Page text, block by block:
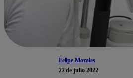
Felipe Morales
22 de julio 2022